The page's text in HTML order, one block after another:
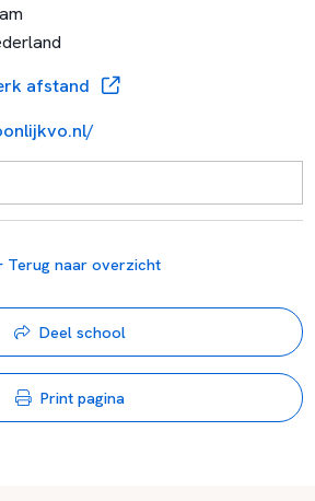
afstand
Terug naar overzicht
Deel school
Print pagina